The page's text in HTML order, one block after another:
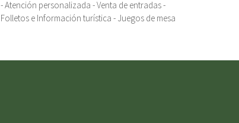
- Atención personalizada - Venta de entradas -
Folletos e Información turística - Juegos de mesa